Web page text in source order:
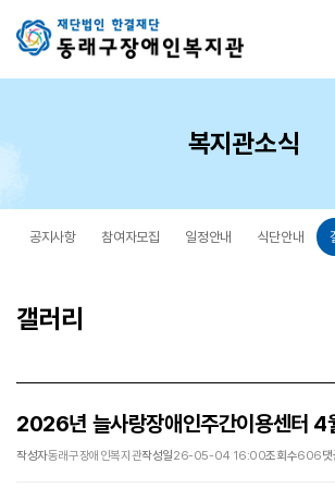
복지관소식
공지사항 참여자모집 일정안내 식단안내
갤러리
2026년 늘사랑장애인주간이용센터
작성자동래구장애인복지관작성일26-05-04 16:00조회수606